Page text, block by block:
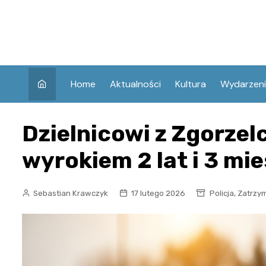
Home Aktualności Kultura
Dzielnicowi z
wyrokiem 2 lat i 3
Sebastian Krawczyk 17 lutego 2026 Policja,